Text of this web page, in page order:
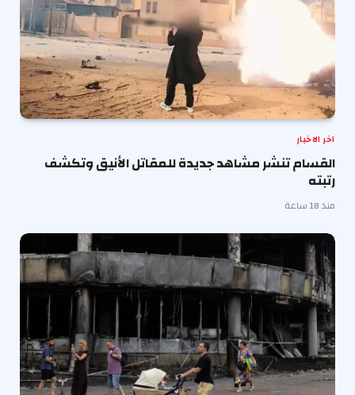
اخر الاخبار
القسام تنشر مشاهد جديدة للمقاتل الأنيق وتكشف
رتبته
منذ 18 ساعة